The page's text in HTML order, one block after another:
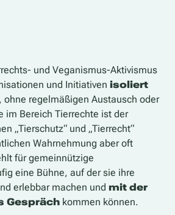
und Veganismus-Aktivismus
und Initiativen isoliert
, ohne regelmäßigen Austausch oder
im Bereich Tierrechte ist der
„Tierschutz“ und „Tierrecht“
Wahrnehmung aber oft
für gemeinnützige
eine Bühne, auf der sie ihre
erlebbar machen und mit der
Gespräch kommen können.